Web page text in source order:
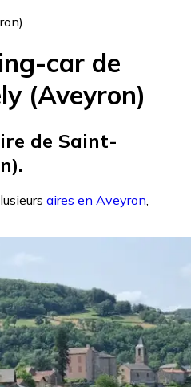
car de
(Aveyron)
de Saint-
aires en Aveyron,